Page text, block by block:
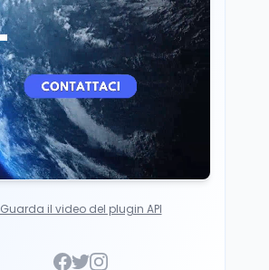
CZ-75 era del nonno
Guarda il video del plugin API